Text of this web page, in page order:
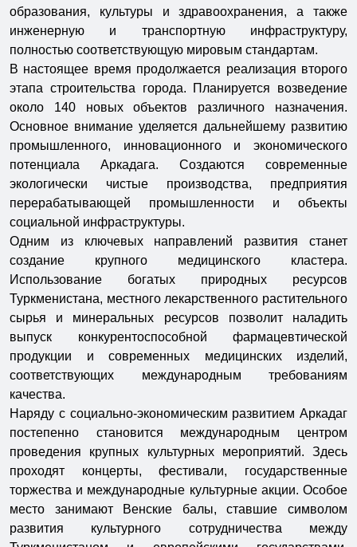
образования, культуры и здравоохранения, а также
инженерную и транспортную инфраструктуру,
полностью соответствующую мировым стандартам.
В настоящее время продолжается реализация второго
этапа строительства города. Планируется возведение
около 140 новых объектов различного назначения.
Основное внимание уделяется дальнейшему развитию
промышленного, инновационного и экономического
потенциала Аркадага. Создаются современные
экологически чистые производства, предприятия
перерабатывающей промышленности и объекты
социальной инфраструктуры.
Одним из ключевых направлений развития станет
создание крупного медицинского кластера.
Использование богатых природных ресурсов
Туркменистана, местного лекарственного растительного
сырья и минеральных ресурсов позволит наладить
выпуск конкурентоспособной фармацевтической
продукции и современных медицинских изделий,
соответствующих международным требованиям
качества.
Наряду с социально-экономическим развитием Аркадаг
постепенно становится международным центром
проведения крупных культурных мероприятий. Здесь
проходят концерты, фестивали, государственные
торжества и международные культурные акции. Особое
место занимают Венские балы, ставшие символом
развития культурного сотрудничества между